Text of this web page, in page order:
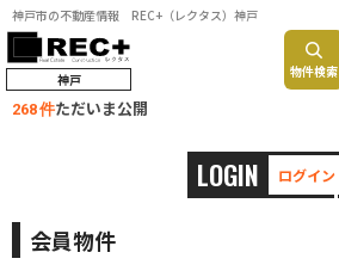
神戸市の不動産情報 REC+（レクタス）神戸
神戸 物件検索
268 件ただいま公開
LOGIN ログイン
会員物件